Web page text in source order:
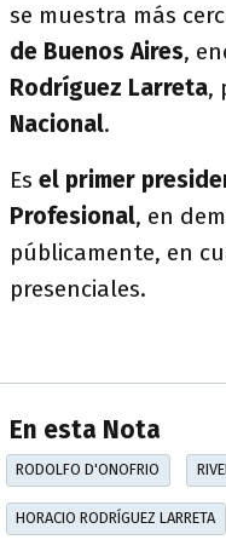
se muestra más
de Buenos Aires,
Rodríguez Larreta,
Nacional.
Es el primer
Profesional, en
públicamente, en
presenciales.
En esta Nota
RODOLFO D'ONOFRIO
HORACIO RODRÍGUEZ LARRETA